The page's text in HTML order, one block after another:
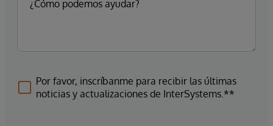
Por favor, inscríbanme para recibir las últimas
noticias y actualizaciones de InterSystems.**